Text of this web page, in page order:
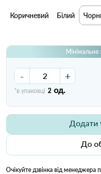
Коричневий Білий
- +
*в упаковці 2 од.
До
Додати
Очікуйте дзвінка від